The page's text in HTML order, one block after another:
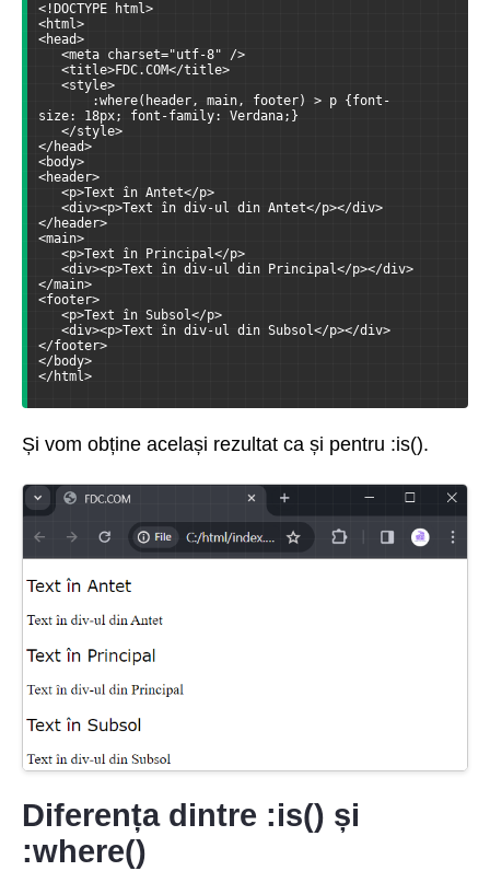
<!DOCTYPE html>
<html>
<head>
<meta charset="utf-8" />
<title>FDC.COM</title>
<style>
:where(header, main, footer) > p {font-
size: 18px; font-family: Verdana;}
</style>
</head>
<body>
<header>
<p>Text în Antet</p>
<div><p>Text în div-ul din Antet</p></div>
</header>
<main>
<p>Text în Principal</p>
<div><p>Text în div-ul din Principal</p></div>
</main>
<footer>
<p>Text în Subsol</p>
<div><p>Text în div-ul din Subsol</p></div>
</footer>
</body>
</html>
Și vom obține același rezultat ca și pentru :is().
Diferența dintre :is() și
:where()